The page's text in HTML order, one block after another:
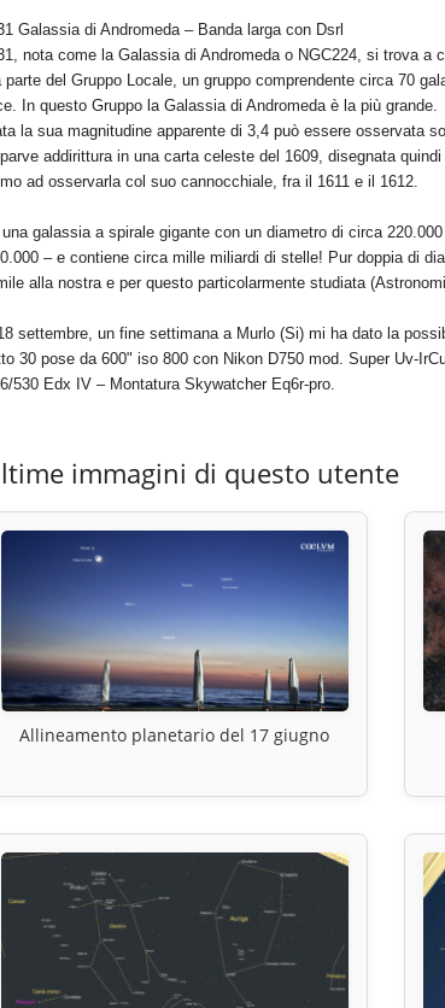
Galassia di Andromeda – Banda larga con Dsrl
nota come la Galassia di Andromeda o NGC224, si trova a
parte del Gruppo Locale, un gruppo comprendente circa 70
In questo Gruppo la Galassia di Andromeda è la più grande.
la sua magnitudine apparente di 3,4 può essere osservata
addirittura in una carta celeste del 1609, disegnata
ad osservarla col suo cannocchiale, fra il 1611 e il 1612.
una galassia a spirale gigante con un diametro di circa
– e contiene circa mille miliardi di stelle! Pur doppia di
alla nostra e per questo particolarmente studiata
18 settembre, un fine settimana a Murlo (Si) mi ha dato la
30 pose da 600" iso 800 con Nikon D750 mod. Super Uv-
530 Edx IV – Montatura Skywatcher Eq6r-pro.
immagini di questo utente
Allineamento planetario del 17 giugno